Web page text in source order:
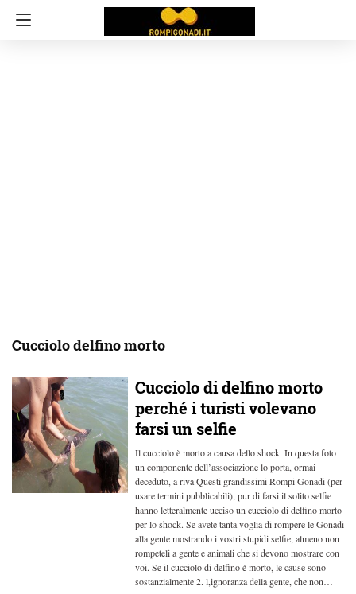
Cucciolo delfino morto
Cucciolo di delfino morto
perché i turisti volevano
farsi un selfie
Il cucciolo è morto a causa dello shock. In questa foto
un componente dell’associazione lo porta, ormai
deceduto, a riva Questi grandissimi Rompi Gonadi (per
usare termini pubblicabili), pur di farsi il solito selfie
hanno letteralmente ucciso un cucciolo di delfino morto
per lo shock. Se avete tanta voglia di rompere le Gonadi
alla gente mostrando i vostri stupidi selfie, almeno non
rompeteli a gente e animali che si devono mostrare con
voi. Se il cucciolo di delfino é morto, le cause sono
sostanzialmente 2. l,ignoranza della gente, che non…